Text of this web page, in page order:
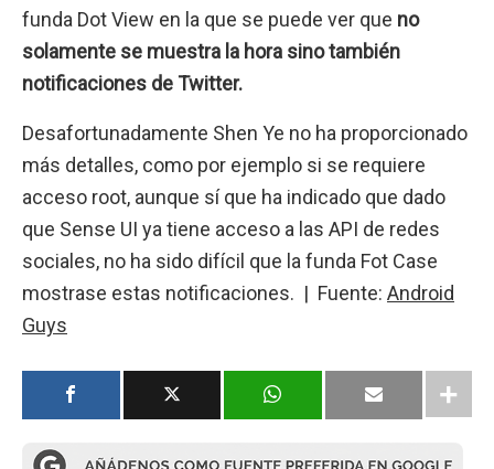
funda Dot View en la que se puede ver que no
solamente se muestra la hora sino también
notificaciones de Twitter.
Desafortunadamente Shen Ye no ha proporcionado
más detalles, como por ejemplo si se requiere
acceso root, aunque sí que ha indicado que dado
que Sense UI ya tiene acceso a las API de redes
sociales, no ha sido difícil que la funda Fot Case
mostrase estas notificaciones. | Fuente: Android
Guys